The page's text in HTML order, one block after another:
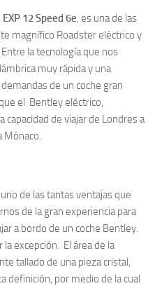
EXP 12 Speed 6e , es una de las
magnífico Roadster eléctrico y
la tecnología que nos
muy rápida y una
de un coche gran
el Bentley eléctrico,
capacidad de viajar de Londres a
de las tantas ventajas que
de la gran experiencia para
a bordo de un coche Bentley.
excepción. El área de la
tallado de una pieza cristal,
definición, por medio de la cual